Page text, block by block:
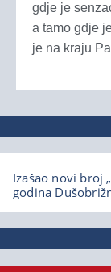
gdje je
a tamo gdje
je na kraju
Izašao novi broj
godina